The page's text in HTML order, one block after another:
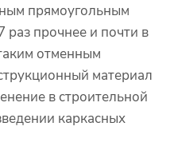
прямоугольным
раз прочнее и почти в
отменным
материал
в строительной
каркасных